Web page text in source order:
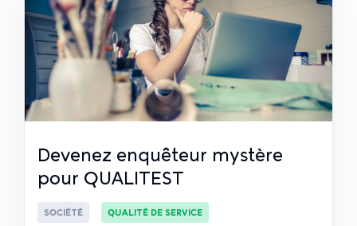
Devenez enquêteur mystère
pour QUALITEST
SOCIÉTÉ QUALITÉ DE SERVICE